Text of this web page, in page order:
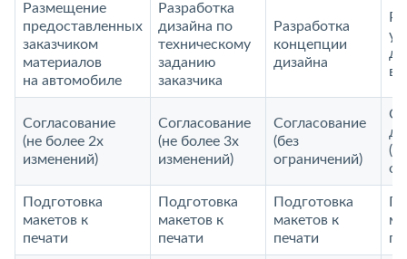
Размещение
предоставленных
заказчиком
материалов
на автомобиле
Разработка
дизайна по
техническому
заданию
заказчика
Разработка
концепции
дизайна
Согласование
(не более 2х
изменений)
Согласование
(не более 3х
изменений)
Согласование
(без
ограничений)
Подготовка
макетов к
печати
Подготовка
макетов к
печати
Подготовка
макетов к
печати